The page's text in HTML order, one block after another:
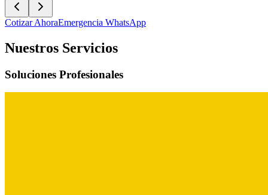
Cotizar AhoraEmergencia WhatsApp
Nuestros Servicios
Soluciones Profesionales